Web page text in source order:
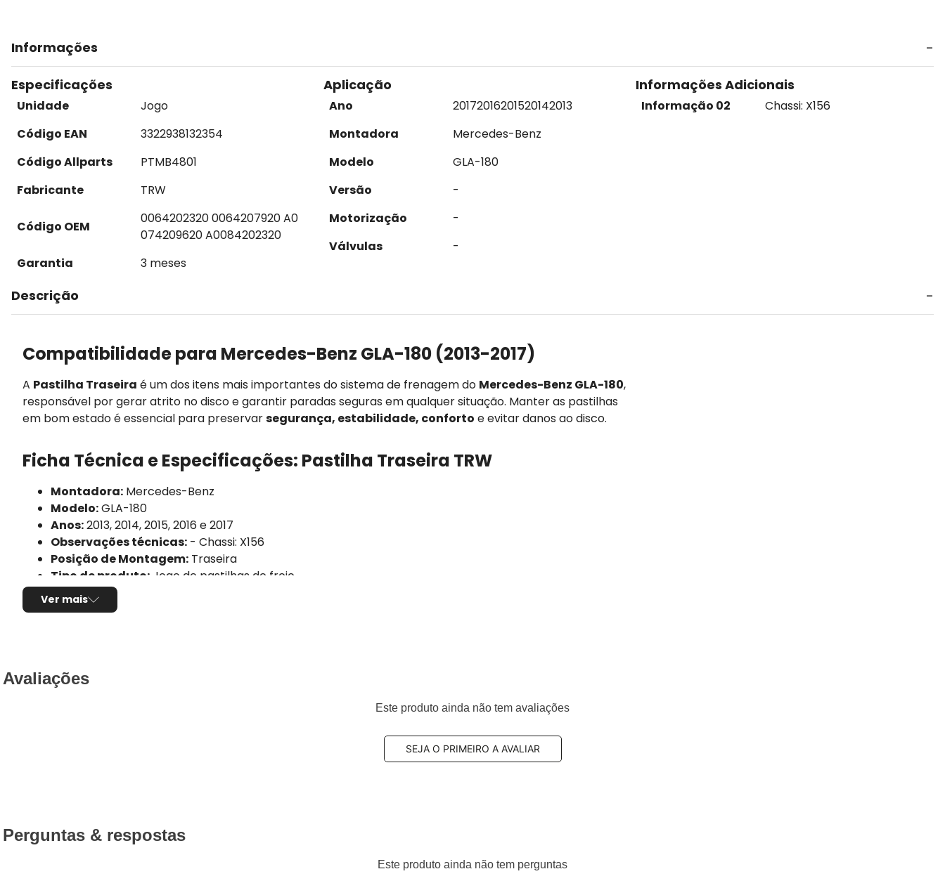
Informações
Especificações
Unidade
Jogo
Código EAN
3322938132354
Código Allparts
PTMB4801
Fabricante
TRW
Código OEM
0064202320 0064207920 A0
074209620 A0084202320
Garantia
3 meses
Aplicação
Ano 20172016201520142013
Montadora
Mercedes-Benz
Modelo
GLA-180
Versão
-
Motorização
-
Válvulas
-
Informações Adicionais
Informação 02 Chassi: X156
Descrição
Compatibilidade para Mercedes-Benz GLA-180 (2013-2017)
A Pastilha Traseira é um dos itens mais importantes do sistema de frenagem do Mercedes-Benz GLA-180,
responsável por gerar atrito no disco e garantir paradas seguras em qualquer situação. Manter as pastilhas
em bom estado é essencial para preservarsegurança, estabilidade, conforto e evitar danos ao disco.
Ficha Técnica e Especificações: Pastilha Traseira TRW
Montadora: Mercedes-Benz
Modelo:GLA-180
Anos:2013, 2014, 2015, 2016 e 2017
Observações técnicas: - Chassi: X156
Posição de Montagem: Traseira
Tipo de produto: Jogo de pastilhas de freio
Sensor de desgaste:
Composto da pastilha:
Utilização por veículo:
Principais características do composto semi-metálico
Ver mais
Avaliações
Este produto ainda não tem avaliações
SEJA O PRIMEIRO A AVALIAR
Perguntas & respostas
Este produto ainda não tem perguntas